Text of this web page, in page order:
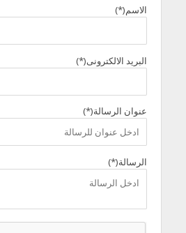
الاسم(*)
البريد الالكترونى(*)
عنوان الرسالة(*)
الرسالة(*)